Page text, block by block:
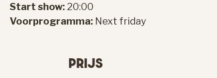
Start show: 20:00
Voorprogramma: Next friday
PRIJS